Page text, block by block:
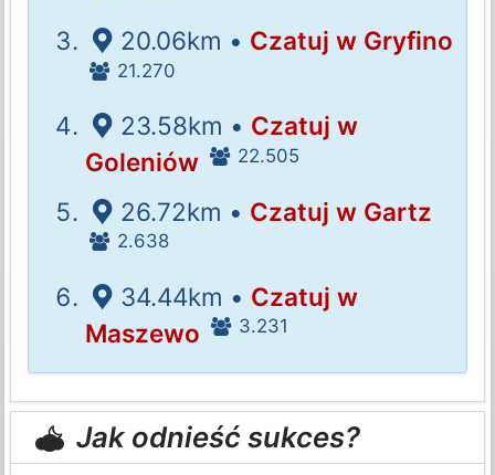
20.06km • Czatuj w Gryfino
21.270
23.58km • Czatuj w
Goleniów
22.505
26.72km • Czatuj w Gartz
2.638
34.44km • Czatuj w
Maszewo
3.231
Jak odnieść sukces?